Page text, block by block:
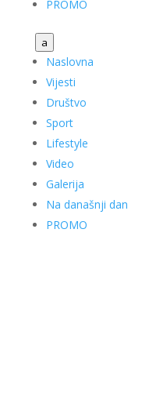
PROMO
a
Naslovna
Vijesti
Društvo
Sport
Lifestyle
Video
Galerija
Na današnji dan
PROMO